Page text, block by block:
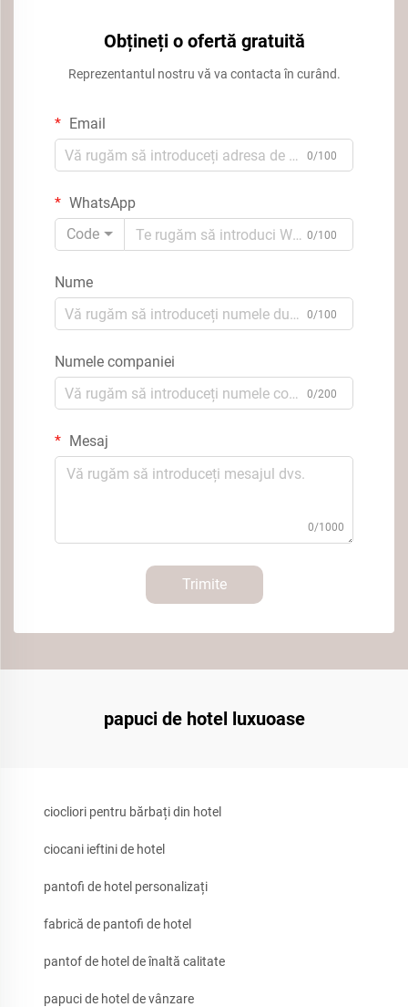
Obțineți o ofertă gratuită
Reprezentantul nostru vă va contacta în curând.
Email
0/100
WhatsApp
Code
0/100
Nume
0/100
Numele companiei
0/200
Mesaj
0/1000
Trimite
papuci de hotel luxuoase
ciocliori pentru bărbați din hotel
ciocani ieftini de hotel
pantofi de hotel personalizați
fabrică de pantofi de hotel
pantof de hotel de înaltă calitate
papuci de hotel de vânzare